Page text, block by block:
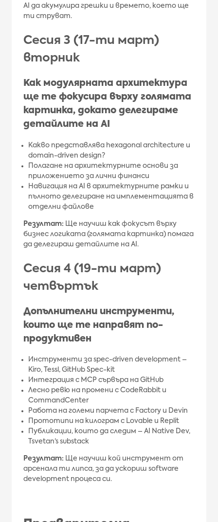
АI да акумулира грешки и времето, което ще
ти струват.
Сесия 3 (17-ти март)
вторник
Как модулярната архитектура
ще те фокусира върху голямата
картинка, докато делегираме
детайлите на AI
Какво представлява hexagonal architecture и
domain-driven design?
Полагане на архитектурните основи за
приложението за лични финанси
Навигация на AI в архитектурните рамки и
пълното делегиране на имплементацията в
отделни файлове
Резултат: Ще научиш как фокусът върху
бизнес логиката (голямата картинка) помага
да делегираш детайлите на AI.
Сесия 4 (19-ти март)
четвъртък
Допълнителни инструменти,
които ще те направят по-
продуктивен
Инструменти за spec-driven development –
Kiro, Tessl, GitHub Spec-kit
Интеграция с MCP сървъра на GitHub
Лесно ревю на промени с CodeRabbit и
CommandCenter
Работа на големи парчета с Factory и Devin
Прототипи на килограм с Lovable и Replit
Публикации, които да следим – AI Native Dev,
Tsvetan’s substack
Резултат: Ще научиш кой инструмент от
арсенала ти липса, за да ускориш software
development процеса си.